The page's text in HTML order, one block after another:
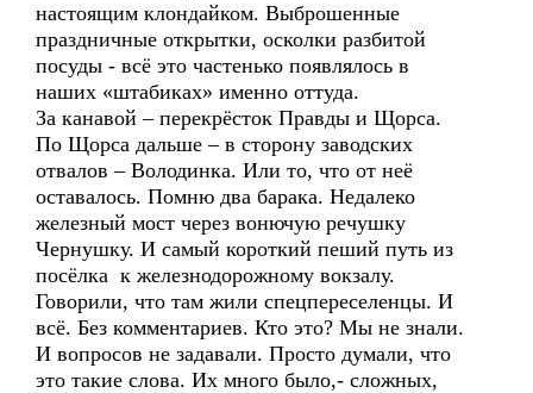
настоящим клондайком. Выброшенные
праздничные открытки, осколки разбитой
посуды - всё это частенько появлялось в
наших «штабиках» именно оттуда.
За канавой – перекрёсток Правды и Щорса.
По Щорса дальше – в сторону заводских
отвалов – Володинка. Или то, что от неё
оставалось. Помню два барака. Недалеко
железный мост через вонючую речушку
Чернушку. И самый короткий пеший путь из
посёлка к железнодорожному вокзалу.
Говорили, что там жили спецпереселенцы. И
всё. Без комментариев. Кто это? Мы не знали.
И вопросов не задавали. Просто думали, что
это такие слова. Их много было,- сложных,